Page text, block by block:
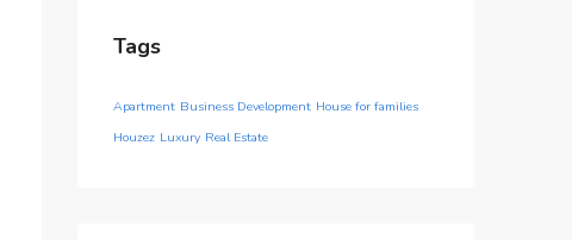
Tags
Apartment Business Development House for families
Houzez Luxury Real Estate